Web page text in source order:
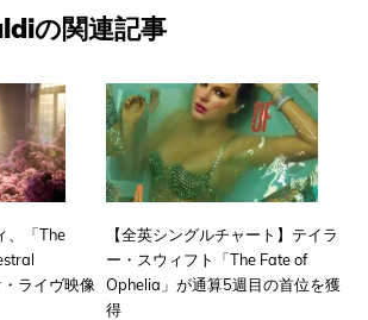
の関連記事
、「The
ライヴ映像
【全英シングルチャート】テイラ
ー・スウィフト「The Fate of
Ophelia」が通算5週目の首位を獲
得